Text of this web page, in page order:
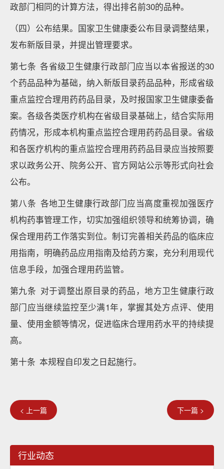
政部门相同的计算方法，得出排名前30的品种。
（四）公布结果。国家卫生健康委公布目录调整结果，
发布新版目录，并提出管理要求。
第七条 各省级卫生健康行政部门应当以本省报送的30
个药品品种为基础，纳入新版目录药品品种，形成省级
重点监控合理用药药品目录，及时报国家卫生健康委备
案。各级各类医疗机构在省级目录基础上，结合实际用
药情况，形成本机构重点监控合理用药药品目录。省级
和各医疗机构的重点监控合理用药药品目录应当按照要
求以政务公开、院务公开、官方网站公示等形式向社会
公布。
第八条 各地卫生健康行政部门应当高度重视加强医疗
机构药事管理工作，切实加强组织领导和统筹协调，确
保合理用药工作落实到位。制订完善相关药品的临床应
用指南，明确药品应用指南及给药方案，充分利用现代
信息手段，加强合理用药监管。
第九条 对于调整出原目录的药品，地方卫生健康行政
部门应当继续监控至少满1年，掌握其处方点评、使用
量、使用金额等情况，促进临床合理用药水平的持续提
高。
第十条 本规程自印发之日起施行。
< 上一篇 下一篇 >
行业动态